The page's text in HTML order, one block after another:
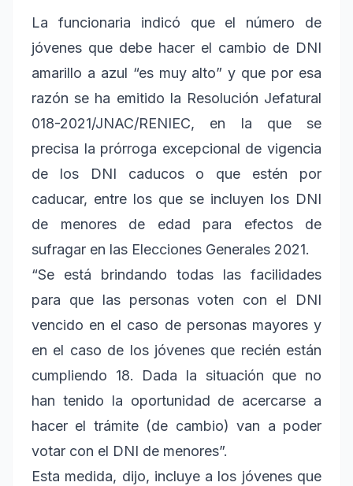
La funcionaria indicó que el número de
jóvenes que debe hacer el cambio de DNI
amarillo a azul “es muy alto” y que por esa
razón se ha emitido la Resolución Jefatural
018-2021/JNAC/RENIEC, en la que se
precisa la prórroga excepcional de vigencia
de los DNI caducos o que estén por
caducar, entre los que se incluyen los DNI
de menores de edad para efectos de
sufragar en las Elecciones Generales 2021.
“Se está brindando todas las facilidades
para que las personas voten con el DNI
vencido en el caso de personas mayores y
en el caso de los jóvenes que recién están
cumpliendo 18. Dada la situación que no
han tenido la oportunidad de acercarse a
hacer el trámite (de cambio) van a poder
votar con el DNI de menores”.
Esta medida, dijo, incluye a los jóvenes que